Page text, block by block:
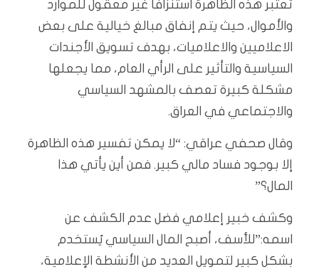
تُعتبر هذه الظاهرة استنزافاً غير معقول للموارد
والأموال، حيث يتم إنفاق مبالغ خيالية على بعض
الاعلاميين والاعلاميات، بهدف تسويق الأجندات
السياسية والتأثير على الرأي العام، مما يجعلها
مشكلة كبيرة تعصف بالمشهد السياسي
والاجتماعي في العراق.
وقال صحفي عراقي: “لا يمكن تفسير هذه الظاهرة
إلا بوجود فساد مالي كبير. فمن أين يأتي هذا
المال؟”
وكشف خبير إعلامي فضل عدم الكشف عن
اسمه:”للأسف، أصبح المال السياسي يُستخدم
بشكل كبير لتمويل العديد من الأنشطة الإعلامية،